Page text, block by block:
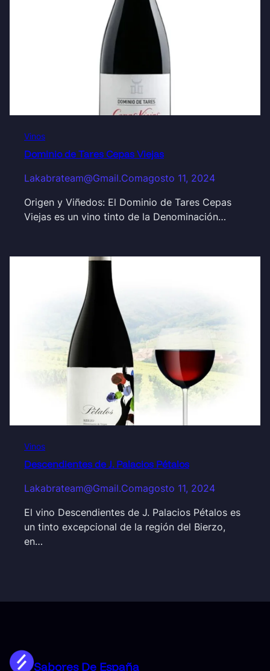
Vinos
Dominio de Tares Cepas Viejas
Lakabrateam@gmail.comagosto 11, 2024
Origen y Viñedos: El Dominio de Tares Cepas
Viejas es un vino tinto de la Denominación…
Vinos
Descendientes de J. Palacios Pétalos
Lakabrateam@gmail.comagosto 11, 2024
El vino Descendientes de J. Palacios Pétalos es
un tinto excepcional de la región del Bierzo,
en…
Sabores De España